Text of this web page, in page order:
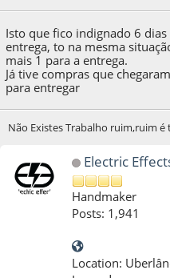
Isto que fico indignado 6
entrega, to na mesma
mais 1 para a entrega.
Já tive compras que
para entregar
Não Existes Trabalho ruim,ruim é
Electric
Handmaker
Posts: 1,941
Location: